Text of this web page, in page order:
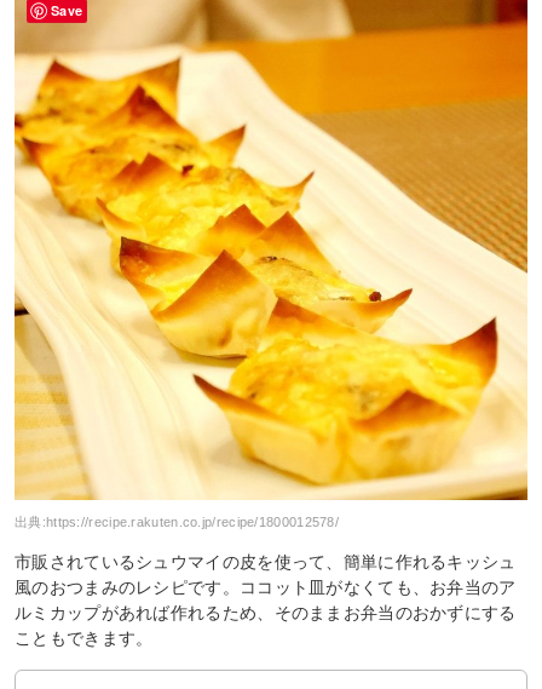
出典:https://recipe.rakuten.co.jp/recipe/1800012578/
市販されているシュウマイの皮を使って、簡単に作れるキッシュ
風のおつまみのレシピです。ココット皿がなくても、お弁当のア
ルミカップがあれば作れるため、そのままお弁当のおかずにする
こともできます。
Save